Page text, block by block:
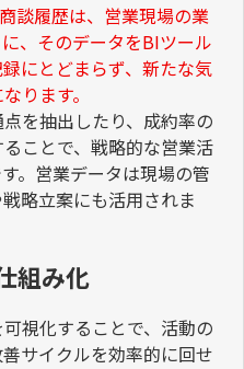
談履歴は、営業現場の業
、そのデータをBIツール
にとどまらず、新たな気
ります。
を抽出したり、成約率の
ことで、戦略的な営業活
。営業データは現場の管
略立案にも活用されま
組み化
視化することで、活動の
サイクルを効率的に回せ